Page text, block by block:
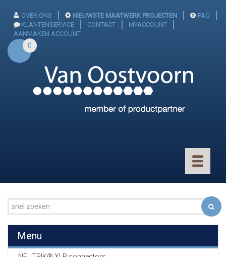
OVER ONS NIEUWSTE MAATWERK PROJECTEN
FAQ
KLANTENSERVICE
CONTACT
MYACCOUNT
AANMAKEN ACCOUNT
0
Toggle
Menu